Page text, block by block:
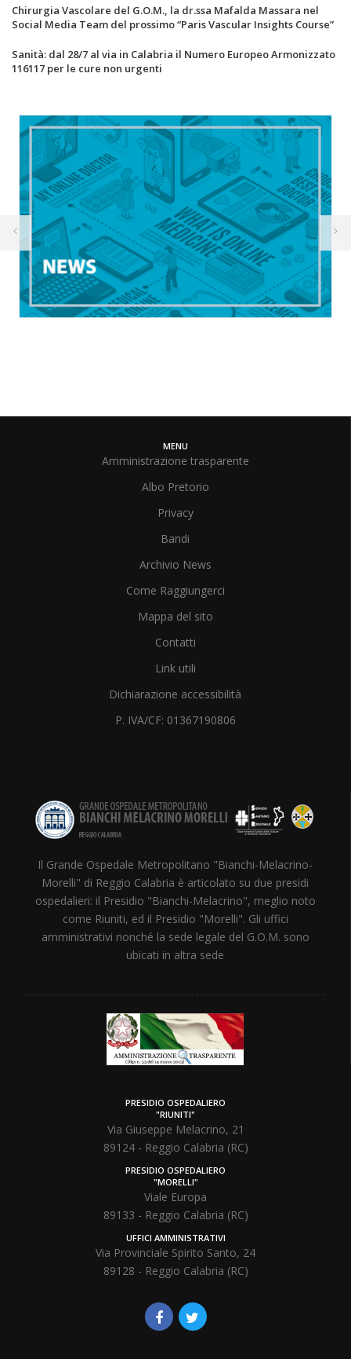
Chirurgia Vascolare del G.O.M., la dr.ssa Mafalda Massara nel
Social Media Team del prossimo “Paris Vascular Insights Course”
Sanità: dal 28/7 al via in Calabria il Numero Europeo Armonizzato
116117 per le cure non urgenti
MENU
Amministrazione trasparente
Albo Pretorio
Privacy
Bandi
Archivio News
Come Raggiungerci
Mappa del sito
Contatti
Link utili
Dichiarazione accessibilità
P. IVA/CF: 01367190806
Il Grande Ospedale Metropolitano "Bianchi-Melacrino-
Morelli" di Reggio Calabria è articolato su due presidi
ospedalieri: il Presidio "Bianchi-Melacrino", meglio noto
come Riuniti, ed il Presidio "Morelli". Gli uffici
amministrativi nonché la sede legale del G.O.M. sono
ubicati in altra sede
PRESIDIO OSPEDALIERO
"RIUNITI"
Via Giuseppe Melacrino, 21
89124 - Reggio Calabria (RC)
PRESIDIO OSPEDALIERO
"MORELLI"
Viale Europa
89133 - Reggio Calabria (RC)
UFFICI AMMINISTRATIVI
Via Provinciale Spirito Santo, 24
89128 - Reggio Calabria (RC)